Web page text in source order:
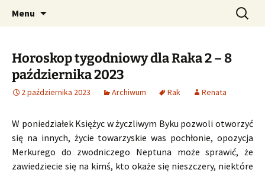
CzaroMarowy horoskop
dzienny, miesięczny i
tygodniowy
Profesjonalne przepowiednie astrologiczne
Menu Szukaj:
Horoskop tygodniowy dla Raka 2 – 8
października 2023
2 października 2023 Archiwum Rak Renata
W poniedziałek Księżyc w życzliwym Byku pozwoli otworzyć
się na innych, życie towarzyskie was pochłonie, opozycja
Merkurego do zwodniczego Neptuna może sprawić, że
zawiedziecie się na kimś, kto okaże się nieszczery, niektóre